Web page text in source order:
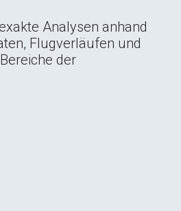
Analysen anhand
Flugverläufen und
der